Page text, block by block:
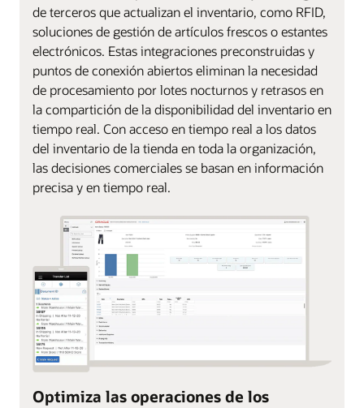
de terceros que actualizan el inventario, como RFID,
soluciones de gestión de artículos frescos o estantes
electrónicos. Estas integraciones preconstruidas y
puntos de conexión abiertos eliminan la necesidad
de procesamiento por lotes nocturnos y retrasos en
la compartición de la disponibilidad del inventario en
tiempo real. Con acceso en tiempo real a los datos
del inventario de la tienda en toda la organización,
las decisiones comerciales se basan en información
precisa y en tiempo real.
Optimiza las operaciones de los